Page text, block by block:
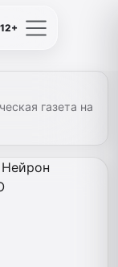
12+
газета на